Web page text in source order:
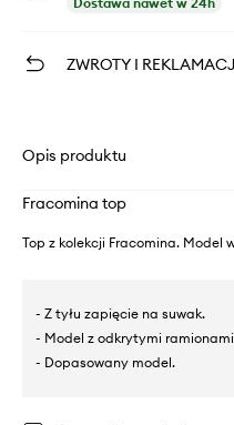
ZWROTY I
Opis produktu
Fracomina top
Top z kolekcji Fracomina. Model
- Z tyłu zapięcie na suwak.
- Model z odkrytymi
- Dopasowany model.